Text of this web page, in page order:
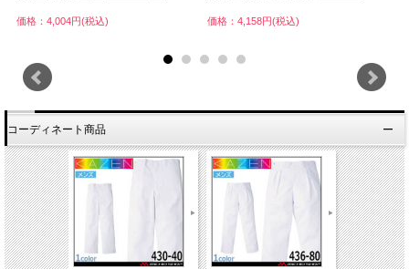
価格：4,004円(税込) 価格：4,158円(税込)
コーディネート商品